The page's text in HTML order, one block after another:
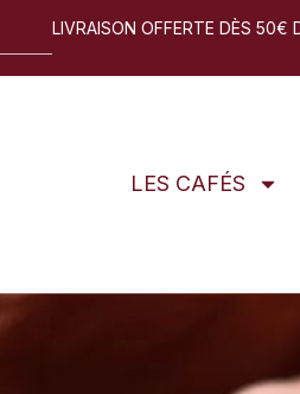
LIVRAISON OFFERTE DÈS 50€
LES CAFÉS